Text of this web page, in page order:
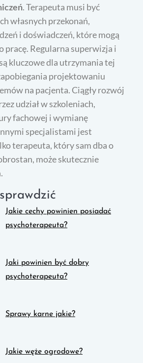
. Terapeuta musi być
własnych przekonań,
i doświadczeń, które mogą
pracę. Regularna superwizja i
kluczowe dla utrzymania tej
projektowaniu
na pacjenta. Ciągły rozwój
udział w szkoleniach,
fachowej i wymianę
specjalistami jest
terapeuta, który sam dba o
może skutecznie
Jakie cechy powinien posiadać
psychoterapeuta?
Jaki powinien być dobry
psychoterapeuta?
Sprawy karne jakie?
Jakie węże ogrodowe?